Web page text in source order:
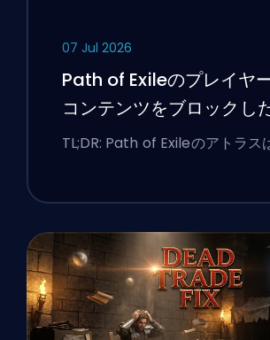
07 Jul 2026
Path of Exileのプレイヤ
コンテンツをブロックし
UIは今もなお彼らに抵抗し
TL;DR: Path of Exileのアトラス